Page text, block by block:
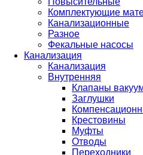
Комплектующие
Канализационные
Разное
Фекальные насосы
Канализация
Канализация
Внутренняя
Клапаны
Заглушки
Крестовины
Муфты
Отводы
Переходники